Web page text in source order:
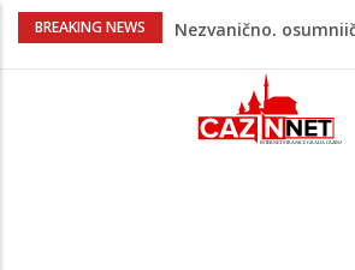
BREAKING NEWS
Na Ahiret preselila
Na Ahiret preselio
Evo koje države su
protiv Infantina na